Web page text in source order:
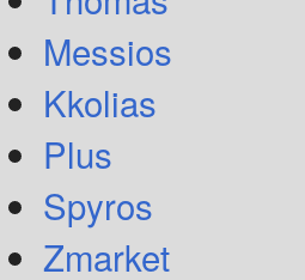
Messios
Kkolias
Plus
Spyros
Zmarket